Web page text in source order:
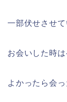
一部伏せさせ
お会いした時
よかったら会